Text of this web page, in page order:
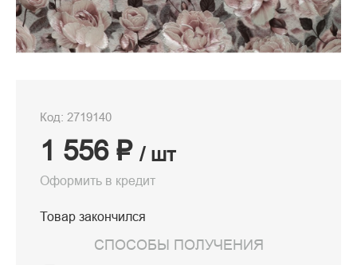
Код: 2719140
1 556 ₽ / шт
Оформить в кредит
Товар закончился
СПОСОБЫ ПОЛУЧЕНИЯ